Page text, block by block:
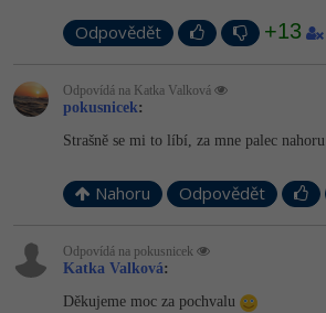
Django
Best practices
3D grafik
Databázový analytik
Copywriter
VB.NET
SQL
Návrh SW
Algoritmy -41%
Copywriting -30%
MS Office -80%
Google Dokumenty
Time management
Windows
Linux
Inkscape
Fotografování -80%
Video
Ostatní
Fórum
Příběhy absolventů
Odpovědět +13
Odpovídá na Katka Valková
pokusnicek:
Strašně se mi to líbí, za mne palec nahoru
Nahoru Odpovědět
Odpovídá na pokusnicek
Katka Valková:
Děkujeme moc za pochvalu